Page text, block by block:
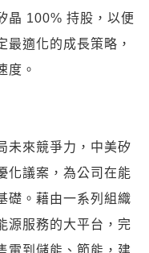
晶 100% 持股，以便
最適化的成長策略，
度。
未來競爭力，中美矽
化議案，為公司在能
礎。藉由一系列組織
源服務的大平台，完
電到儲能、節能，建